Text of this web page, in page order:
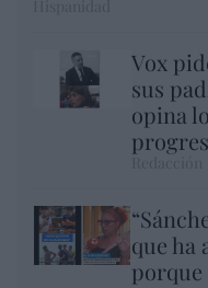
Vox
sus
opina
que ha
porque